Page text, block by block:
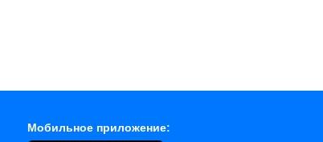
Мобильное приложение: